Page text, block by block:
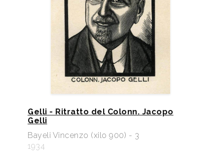
Gelli - Ritratto del Colonn. Jacopo
Gelli
Bayeli Vincenzo (xilo 900) - 3
1934